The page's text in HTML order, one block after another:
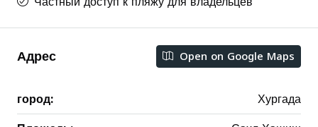
Адрес Open on Google Maps
город:
Хургада